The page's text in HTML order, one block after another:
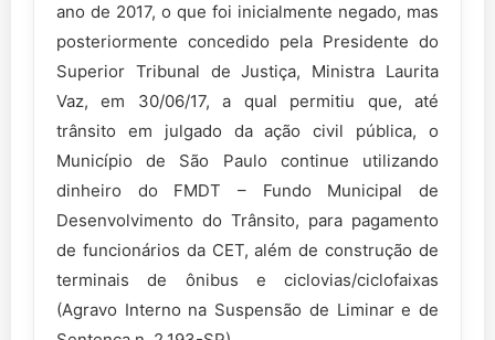
ano de 2017, o que foi inicialmente negado, mas
posteriormente concedido pela Presidente do
Superior Tribunal de Justiça, Ministra Laurita
Vaz, em 30/06/17, a qual permitiu que, até
trânsito em julgado da ação civil pública, o
Município de São Paulo continue utilizando
dinheiro do FMDT – Fundo Municipal de
Desenvolvimento do Trânsito, para pagamento
de funcionários da CET, além de construção de
terminais de ônibus e ciclovias/ciclofaixas
(Agravo Interno na Suspensão de Liminar e de